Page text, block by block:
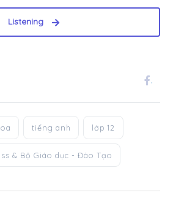
Listening
.
tiếng anh lớp 12
& Bộ Giáo dục - Đào Tạo